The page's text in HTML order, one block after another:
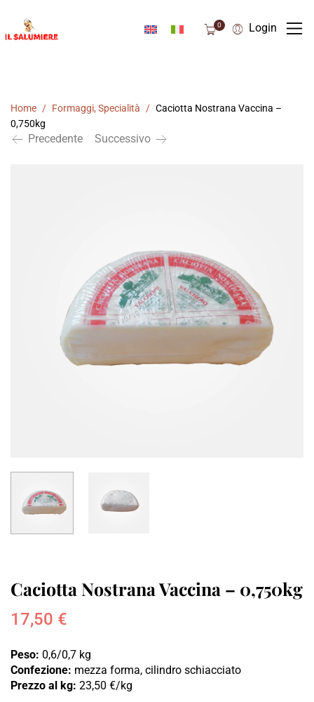
0 Login
Home / Formaggi, Specialità / Caciotta Nostrana Vaccina –
0,750kg
Precedente Successivo
Caciotta Nostrana Vaccina – 0,750kg
17,50 €
Peso: 0,6/0,7 kg
Confezione: mezza forma, cilindro schiacciato
Prezzo al kg: 23,50 €/kg